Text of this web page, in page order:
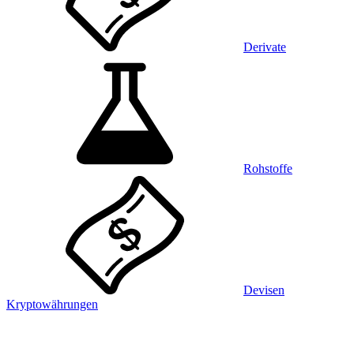
Derivate
Rohstoffe
Devisen
Kryptowährungen